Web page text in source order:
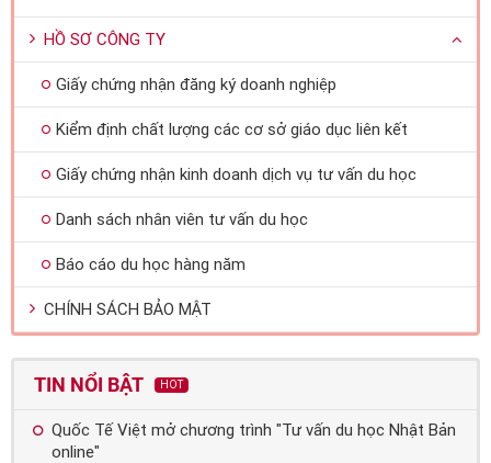
HỒ SƠ CÔNG TY
Giấy chứng nhận đăng ký doanh nghiệp
Kiểm định chất lượng các cơ sở giáo dục liên kết
Giấy chứng nhận kinh doanh dịch vụ tư vấn du học
Danh sách nhân viên tư vấn du học
Báo cáo du học hàng năm
CHÍNH SÁCH BẢO MẬT
TIN NỔI BẬT HOT
Quốc Tế Việt mở chương trình "Tư vấn du học Nhật Bản
online"